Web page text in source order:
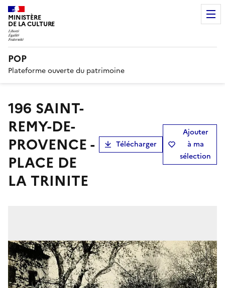
MINISTÈRE
DE LA CULTURE
POP
Plateforme ouverte du patrimoine
196 SAINT-
REMY-DE-
PROVENCE -
PLACE DE
LA TRINITE
Télécharger
Ajouter
à ma
sélection